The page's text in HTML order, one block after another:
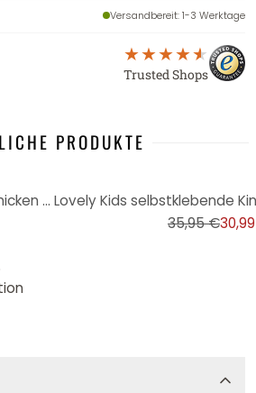
Versandbereit: 1-3 Werktage
Trusted Shops
PRODUKTE
Lovely Kids selbstklebende Kinderzimmer Bordüre Chicken Party mit niedlichen Hühnern
35,95 €